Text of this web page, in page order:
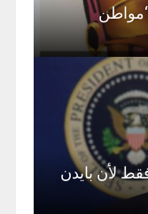
لأن بايدن